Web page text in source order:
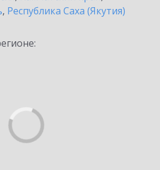
, Республика Саха (Якутия)